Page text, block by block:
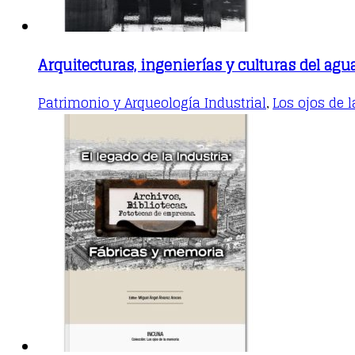
Arquitecturas, ingenierías y culturas del
Patrimonio y Arqueología Industrial, Los ojos de